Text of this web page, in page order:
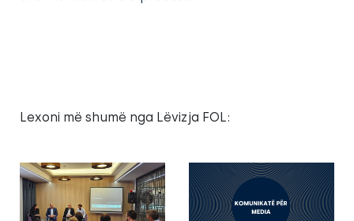
Lexoni më shumë nga Lëvizja FOL: